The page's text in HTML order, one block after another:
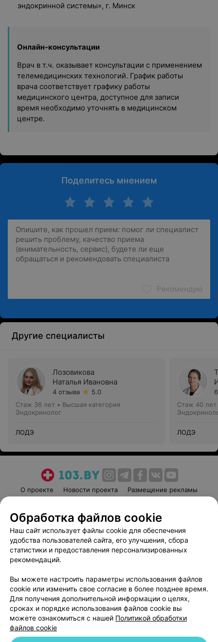
эндокринной системы», г. Минск
Онлайн-консультации
Врач в т.ч. оказывает консультации с применением
телемедицинских технологий. График работы
врача соответствует графику работы
медицинского центра, доступное для записи
время необходимо уточнять в медицинском
центре.
Поделитесь мнением
Рекомендую
Другие специалисты
Лозовикова
Наталья Ивановна
4 отзыва
5.0
Стаж 36 лет • Высшая категория
Эндокринолог
ЛОДЭ
Стаж 40 лет
ЛОДЭ
О проекте Новости проекта
Размещение рекламы
Пользовательское соглашение
Способы оплаты
Вакансии
Партнеры
Написать руководителю 103.by
Обработка персональных данных
Обработка файлов cookie
Наш сайт использует файлы cookie для обеспечения
удобства пользователей сайта, его улучшения, сбора
статистики и предоставления персонализированных
рекомендаций.
Вы можете настроить параметры использования файлов
cookie или изменить свое согласие в более позднее время.
Для получения дополнительной информации о целях,
сроках и порядке использования файлов cookie вы
можете ознакомиться с нашей Политикой обработки
файлов cookie